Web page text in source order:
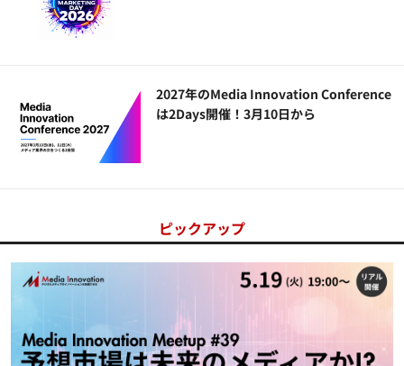
2027年のMedia Innovation Conference
は2Days開催！3月10日から
ピックアップ